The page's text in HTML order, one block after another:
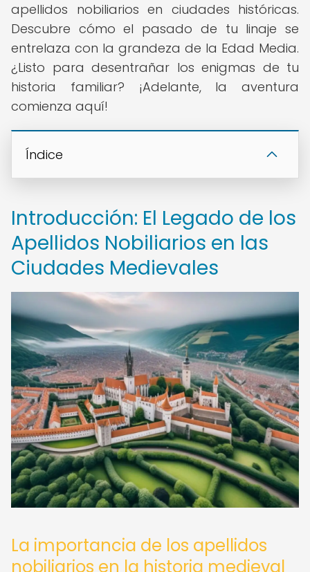
apellidos nobiliarios en ciudades históricas.
Descubre cómo el pasado de tu linaje se
entrelaza con la grandeza de la Edad Media.
¿Listo para desentrañar los enigmas de tu
historia familiar? ¡Adelante, la aventura
comienza aquí!
Índice
Introducción: El Legado de los
Apellidos Nobiliarios en las
Ciudades Medievales
La importancia de los apellidos
nobiliarios en la historia medieval